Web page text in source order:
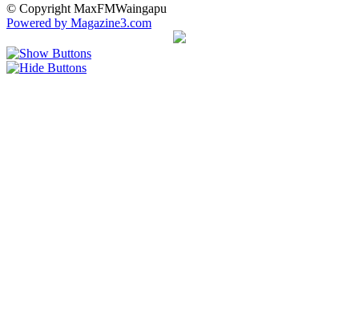
© Copyright MaxFMWaingapu
Powered by Magazine3.com